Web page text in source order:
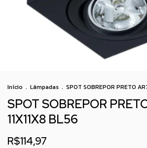
Início . Lâmpadas . SPOT SOBREPOR PRETO
SPOT SOBREPOR
11X11X8 BL56
R$114,97